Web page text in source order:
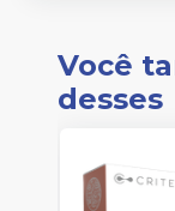
Você
desses